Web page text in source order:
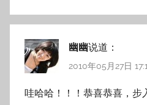
幽幽说道：
2010年05月27日
哇哈哈！！！恭喜恭喜，步